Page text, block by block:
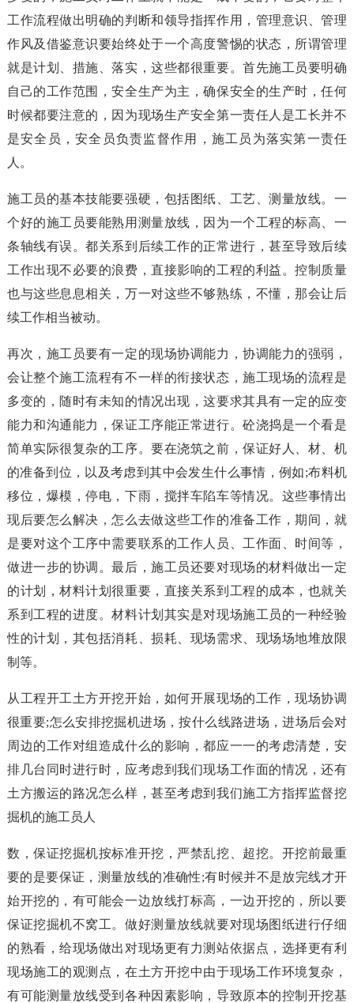
工作流程做出明确的判断和领导指挥作用，管理意识、管理
作风及借鉴意识要始终处于一个高度警惕的状态，所谓管理
就是计划、措施、落实，这些都很重要。首先施工员要明确
自己的工作范围，安全生产为主，确保安全的生产时，任何
时候都要注意的，因为现场生产安全第一责任人是工长并不
是安全员，安全员负责监督作用，施工员为落实第一责任
人。
施工员的基本技能要强硬，包括图纸、工艺、测量放线。一
个好的施工员要能熟用测量放线，因为一个工程的标高、一
条轴线有误。都关系到后续工作的正常进行，甚至导致后续
工作出现不必要的浪费，直接影响的工程的利益。控制质量
也与这些息息相关，万一对这些不够熟练，不懂，那会让后
续工作相当被动。
再次，施工员要有一定的现场协调能力，协调能力的强弱，
会让整个施工流程有不一样的衔接状态，施工现场的流程是
多变的，随时有未知的情况出现，这要求其具有一定的应变
能力和沟通能力，保证工序能正常进行。砼浇捣是一个看是
简单实际很复杂的工序。要在浇筑之前，保证好人、材、机
的准备到位，以及考虑到其中会发生什么事情，例如;布料机
移位，爆模，停电，下雨，搅拌车陷车等情况。这些事情出
现后要怎么解决，怎么去做这些工作的准备工作，期间，就
是要对这个工序中需要联系的工作人员、工作面、时间等，
做进一步的协调。最后，施工员还要对现场的材料做出一定
的计划，材料计划很重要，直接关系到工程的成本，也就关
系到工程的进度。材料计划其实是对现场施工员的一种经验
性的计划，其包括消耗、损耗、现场需求、现场场地堆放限
制等。
从工程开工土方开挖开始，如何开展现场的工作，现场协调
很重要;怎么安排挖掘机进场，按什么线路进场，进场后会对
周边的工作对组造成什么的影响，都应一一的考虑清楚，安
排几台同时进行时，应考虑到我们现场工作面的情况，还有
土方搬运的路况怎么样，甚至考虑到我们施工方指挥监督挖
掘机的施工员人
数，保证挖掘机按标准开挖，严禁乱挖、超挖。开挖前最重
要的是要保证，测量放线的准确性;有时候并不是放完线才开
始开挖的，有可能会一边放线打标高，一边开挖的，所以要
保证挖掘机不窝工。做好测量放线就要对现场图纸进行仔细
的熟看，给现场做出对现场更有力测站依据点，选择更有利
现场施工的观测点，在土方开挖中由于现场工作环境复杂，
有可能测量放线受到各种因素影响，导致原本的控制开挖基